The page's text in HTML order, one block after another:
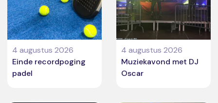
4 augustus 2026
Einde recordpoging
padel
4 augustus 2026
Muziekavond met DJ
Oscar